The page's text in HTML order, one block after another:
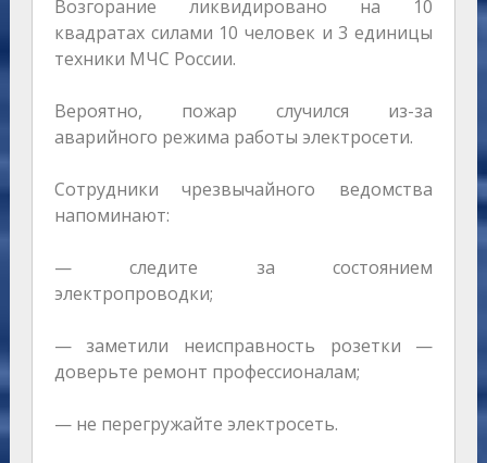
Возгорание ликвидировано на 10
квадратах силами 10 человек и 3 единицы
техники МЧС России.
Вероятно, пожар случился из-за
аварийного режима работы электросети.
Сотрудники чрезвычайного ведомства
напоминают:
— следите за состоянием
электропроводки;
— заметили неисправность розетки —
доверьте ремонт профессионалам;
— не перегружайте электросеть.